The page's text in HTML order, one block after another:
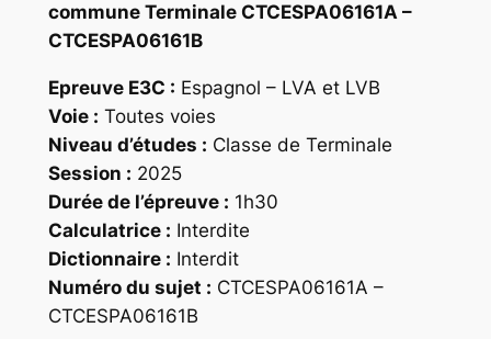
commune Terminale CTCESPA06161A –
CTCESPA06161B
Epreuve E3C : Espagnol – LVA et LVB
Voie : Toutes voies
Niveau d’études : Classe de Terminale
Session : 2025
Durée de l’épreuve : 1h30
Calculatrice : Interdite
Dictionnaire : Interdit
Numéro du sujet : CTCESPA06161A –
CTCESPA06161B